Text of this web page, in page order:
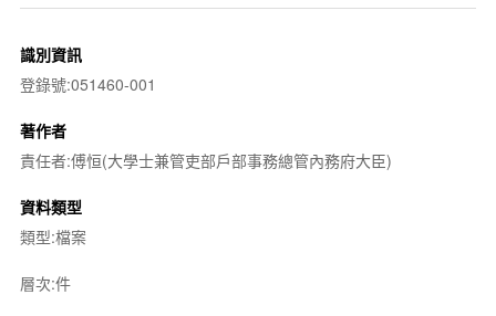
識別資訊
登錄號:051460-001
著作者
責任者:傅恒(大學士兼管吏部戶部事務總管內務府大臣)
資料類型
類型:檔案
層次:件